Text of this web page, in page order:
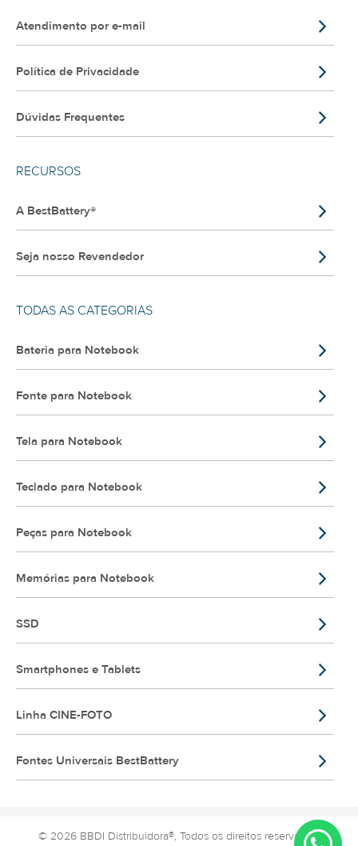
Atendimento por e-mail
Política de Privacidade
Dúvidas Frequentes
RECURSOS
A BestBattery®
Seja nosso Revendedor
TODAS AS CATEGORIAS
Bateria para Notebook
Fonte para Notebook
Tela para Notebook
Teclado para Notebook
Peças para Notebook
Memórias para Notebook
SSD
Smartphones e Tablets
Linha CINE-FOTO
Fontes Universais BestBattery
© 2026 BBDI Distribuidora®, Todos os direitos reservados.